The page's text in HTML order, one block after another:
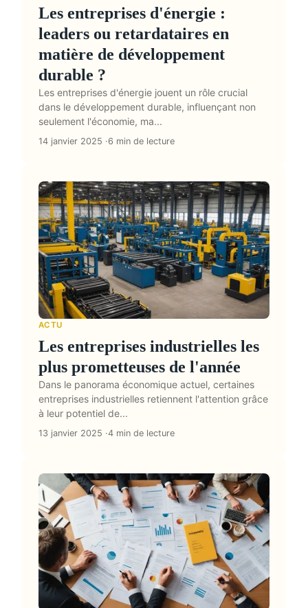
Les entreprises d'énergie :
leaders ou retardataires en
matière de développement
durable ?
Les entreprises d'énergie jouent un rôle crucial
dans le développement durable, influençant non
seulement l'économie, ma...
14 janvier 2025 6 min de lecture
ACTU
Les entreprises industrielles les
plus prometteuses de l'année
Dans le panorama économique actuel, certaines
entreprises industrielles retiennent l'attention grâce
à leur potentiel de...
13 janvier 2025 4 min de lecture